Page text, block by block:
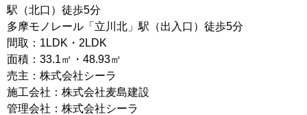
駅（北口）徒歩5分
多摩モノレール「立川北」駅（出入口）徒歩5分
間取：1LDK・2LDK
面積：33.1㎡・48.93㎡
売主：株式会社シーラ
施工会社：株式会社麦島建設
管理会社：株式会社シーラ